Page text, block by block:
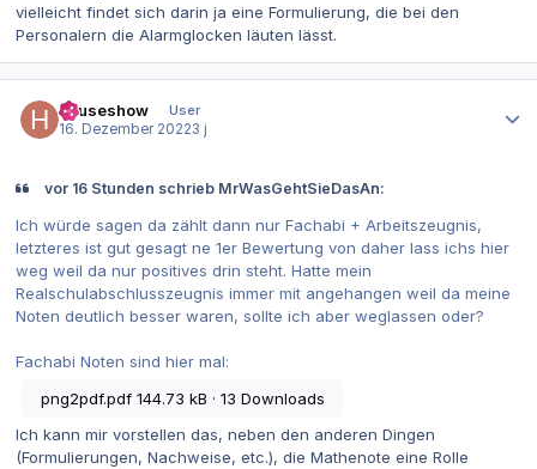
vielleicht findet sich darin ja eine Formulierung, die bei den
Personalern die Alarmglocken läuten lässt.
houseshow
User
16. Dezember 20223 j
vor 16 Stunden schrieb MrWasGehtSieDasAn:
Ich würde sagen da zählt dann nur Fachabi + Arbeitszeugnis,
letzteres ist gut gesagt ne 1er Bewertung von daher lass ichs hier
weg weil da nur positives drin steht. Hatte mein
Realschulabschlusszeugnis immer mit angehangen weil da meine
Noten deutlich besser waren, sollte ich aber weglassen oder?
Fachabi Noten sind hier mal:
png2pdf.pdf 144.73 kB · 13 Downloads
Ich kann mir vorstellen das, neben den anderen Dingen
(Formulierungen, Nachweise, etc.), die Mathenote eine Rolle